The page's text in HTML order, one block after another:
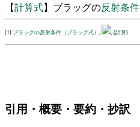
【計算式】 ブラッグの反射条件
(1)ブラッグの反射条件（ブラッグ式） , , (計算).
引用・概要・要約・抄訳